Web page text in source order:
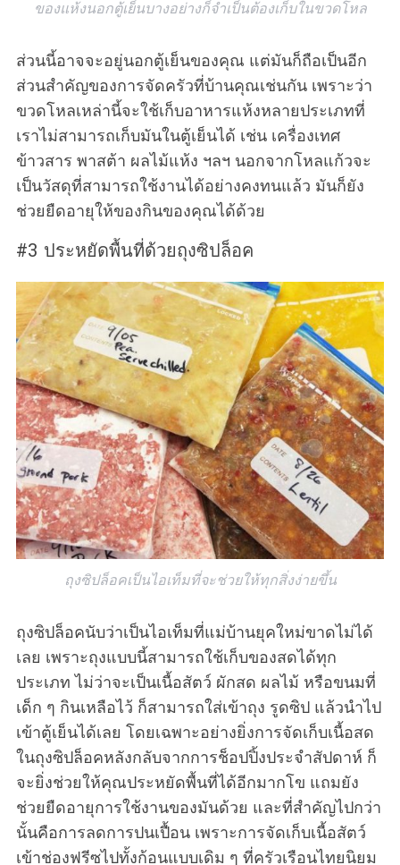
ของแห้งนอกตู้เย็นบางอย่างก็จำเป็นต้องเก็บในขวดโหล
ส่วนนี้อาจจะอยู่นอกตู้เย็นของคุณ แต่มันก็ถือเป็นอีก
ส่วนสำคัญของการจัดครัวที่บ้านคุณเช่นกัน เพราะว่า
ขวดโหลเหล่านี้จะใช้เก็บอาหารแห้งหลายประเภทที่
เราไม่สามารถเก็บมันในตู้เย็นได้ เช่น เครื่องเทศ
ข้าวสาร พาสต้า ผลไม้แห้ง ฯลฯ นอกจากโหลแก้วจะ
เป็นวัสดุที่สามารถใช้งานได้อย่างคงทนแล้ว มันก็ยัง
ช่วยยืดอายุให้ของกินของคุณได้ด้วย
#3 ประหยัดพื้นที่ด้วยถุงซิปล็อค
ถุงซิปล็อคเป็นไอเท็มที่จะช่วยให้ทุกสิ่งง่ายขึ้น
ถุงซิปล็อคนับว่าเป็นไอเท็มที่แม่บ้านยุคใหม่ขาดไม่ได้
เลย เพราะถุงแบบนี้สามารถใช้เก็บของสดได้ทุก
ประเภท ไม่ว่าจะเป็นเนื้อสัตว์ ผักสด ผลไม้ หรือขนมที่
เด็ก ๆ กินเหลือไว้ ก็สามารถใส่เข้าถุง รูดซิป แล้วนำไป
เข้าตู้เย็นได้เลย โดยเฉพาะอย่างยิ่งการจัดเก็บเนื้อสด
ในถุงซิปล็อคหลังกลับจากการช็อปปิ้งประจำสัปดาห์ ก็
จะยิ่งช่วยให้คุณประหยัดพื้นที่ได้อีกมากโข แถมยัง
ช่วยยืดอายุการใช้งานของมันด้วย และที่สำคัญไปกว่า
นั้นคือการลดการปนเปื้อน เพราะการจัดเก็บเนื้อสัตว์
เข้าช่องฟรีซไปทั้งก้อนแบบเดิม ๆ ที่ครัวเรือนไทยนิยม